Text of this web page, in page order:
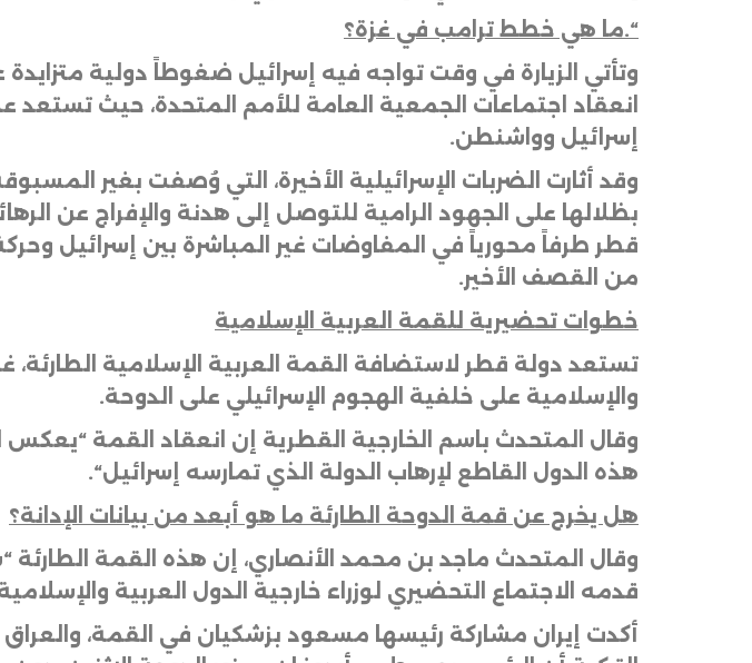
“.ما هي خطط ترامب في غزة؟
وتأتي الزيارة في وقت تواجه فيه إسرائيل ضغوطاً دولية
انعقاد اجتماعات الجمعية العامة للأمم المتحدة، حيث
إسرائيل وواشنطن.
وقد أثارت الضربات الإسرائيلية الأخيرة، التي وُصفت بغير
بظلالها على الجهود الرامية للتوصل إلى هدنة والإفراج عن
قطر طرفاً محورياً في المفاوضات غير المباشرة بين إسرائيل
من القصف الأخير.
خطوات تحضيرية للقمة العربية الإسلامية
تستعد دولة قطر لاستضافة القمة العربية الإسلامية الطارئة،
والإسلامية على خلفية الهجوم الإسرائيلي على الدوحة.
وقال المتحدث باسم الخارجية القطرية إن انعقاد القمة
هذه الدول القاطع لإرهاب الدولة الذي تمارسه إسرائيل“.
هل يخرج عن قمة الدوحة الطارئة ما هو أبعد من بيانات الإدانة؟
وقال المتحدث ماجد بن محمد الأنصاري، إن هذه القمة
قدمه الاجتماع التحضيري لوزراء خارجية الدول العربية
أكدت إيران مشاركة رئيسها مسعود بزشكيان في القمة،